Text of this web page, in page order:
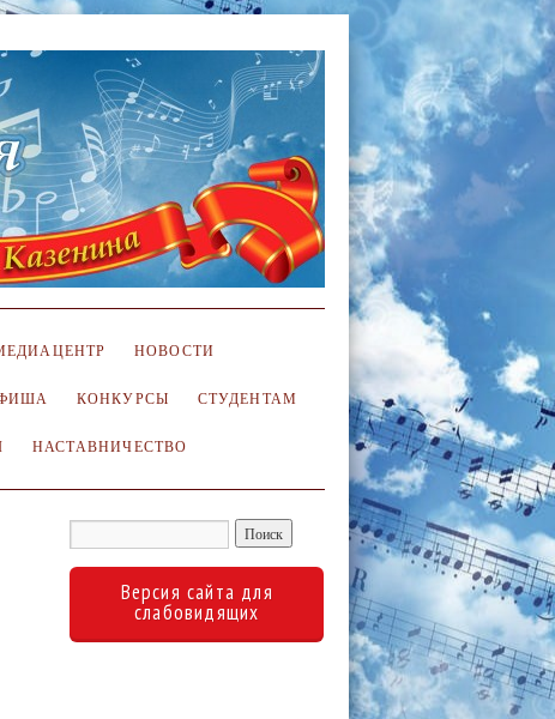
НОВОСТИ
КОНКУРСЫ СТУДЕНТАМ
НАСТАВНИЧЕСТВО
Версия сайта для
слабовидящих